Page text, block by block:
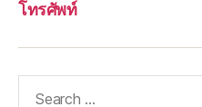
โทรศัพท์